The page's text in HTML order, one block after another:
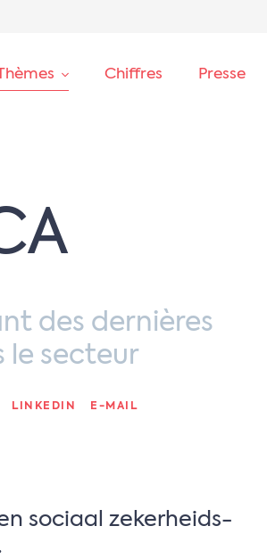
Chiffres Presse
des dernières
le secteur
LINKEDIN E-MAIL
sociaal zekerheids-